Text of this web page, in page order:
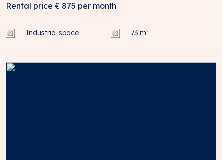
Rental price € 875 per month
Industrial space 73 m²